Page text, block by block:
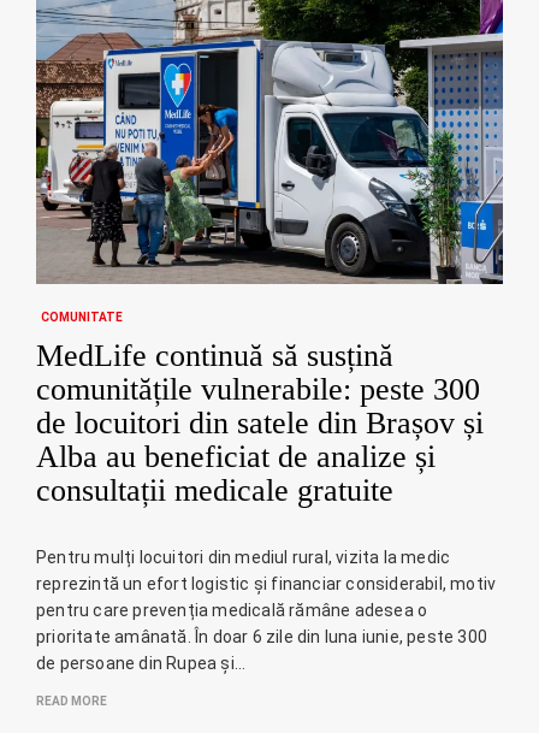
COMUNITATE
MedLife continuă să susțină
comunitățile vulnerabile: peste 300
de locuitori din satele din Brașov și
Alba au beneficiat de analize și
consultații medicale gratuite
Pentru mulți locuitori din mediul rural, vizita la medic
reprezintă un efort logistic și financiar considerabil, motiv
pentru care prevenția medicală rămâne adesea o
prioritate amânată. În doar 6 zile din luna iunie, peste 300
de persoane din Rupea și…
READ MORE